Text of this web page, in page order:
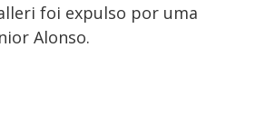
foi expulso por uma
Alonso.